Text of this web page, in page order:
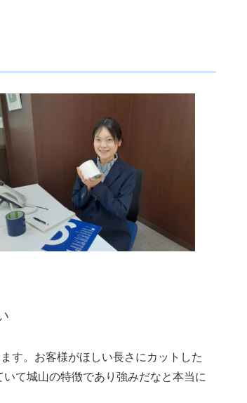
す。お客様がほしい長さにカットした
て城山の特徴であり強みだなと本当に